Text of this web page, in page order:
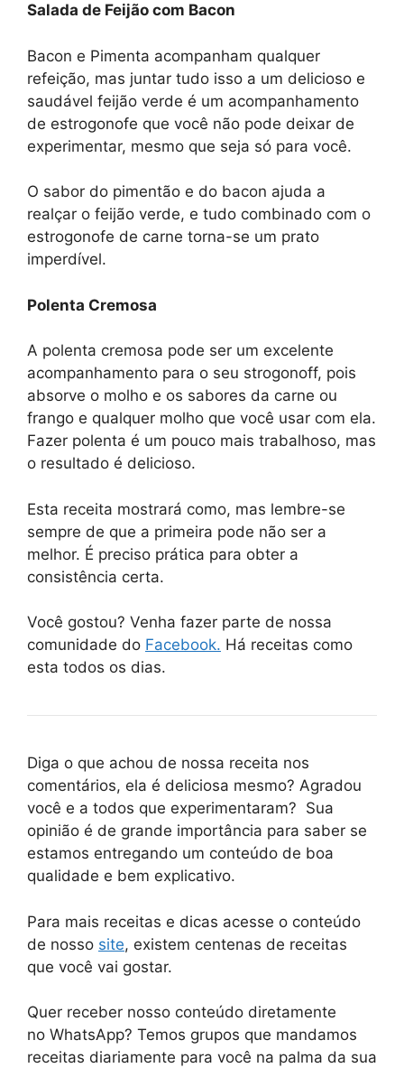
Salada de Feijão com Bacon
Bacon e Pimenta acompanham qualquer
refeição, mas juntar tudo isso a um delicioso e
saudável feijão verde é um acompanhamento
de estrogonofe que você não pode deixar de
experimentar, mesmo que seja só para você.
O sabor do pimentão e do bacon ajuda a
realçar o feijão verde, e tudo combinado com o
estrogonofe de carne torna-se um prato
imperdível.
Polenta Cremosa
A polenta cremosa pode ser um excelente
acompanhamento para o seu strogonoff, pois
absorve o molho e os sabores da carne ou
frango e qualquer molho que você usar com ela.
Fazer polenta é um pouco mais trabalhoso, mas
o resultado é delicioso.
Esta receita mostrará como, mas lembre-se
sempre de que a primeira pode não ser a
melhor. É preciso prática para obter a
consistência certa.
Você gostou? Venha fazer parte de nossa
comunidade do Facebook. Há receitas como
esta todos os dias.
Diga o que achou de nossa receita nos
comentários, ela é deliciosa mesmo? Agradou
você e a todos que experimentaram? Sua
opinião é de grande importância para saber se
estamos entregando um conteúdo de boa
qualidade e bem explicativo.
Para mais receitas e dicas acesse o conteúdo
de nosso site, existem centenas de receitas
que você vai gostar.
Quer receber nosso conteúdo diretamente
no WhatsApp? Temos grupos que mandamos
receitas diariamente para você na palma da sua